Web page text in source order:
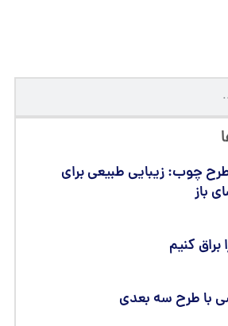
چوب: زیبایی طبیعی برای
باز
کنیم
با طرح سه بعدی